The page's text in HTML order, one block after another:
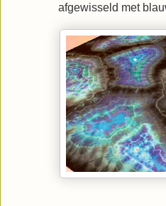
afgewisseld met